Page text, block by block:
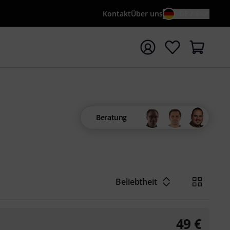
KontaktÜber uns
mit Suchwort {searchTerm} starten
Beratung
Beliebtheit
49 €